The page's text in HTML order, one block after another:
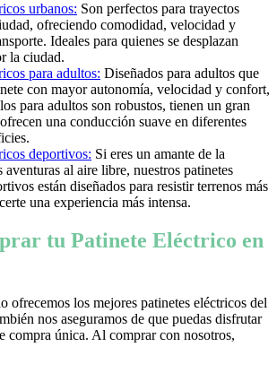
urbanos: Son perfectos para trayectos
ofreciendo comodidad, velocidad y
Ideales para quienes se desplazan
la ciudad.
para adultos: Diseñados para adultos que
con mayor autonomía, velocidad y confort,
para adultos son robustos, tienen un gran
una conducción suave en diferentes
deportivos: Si eres un amante de la
al aire libre, nuestros patinetes
están diseñados para resistir terrenos más
una experiencia más intensa.
tu Patinete Eléctrico en
ofrecemos los mejores patinetes eléctricos del
nos aseguramos de que puedas disfrutar
compra única. Al comprar con nosotros,